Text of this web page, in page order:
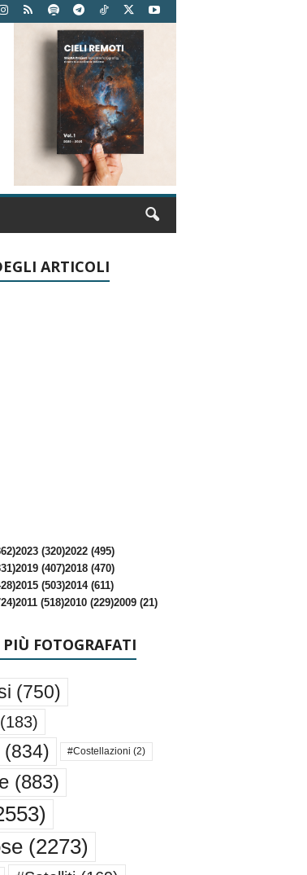
ARTICOLI
2023 (320)2022 (495)
2019 (407)2018 (470)
2015 (503)2014 (611)
2011 (518)2010 (229)2009 (21)
FOTOGRAFATI
(750)
(183)
(834) #Costellazioni (2)
(883)
(2273)